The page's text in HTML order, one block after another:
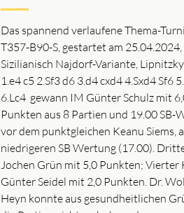
Das spannend verlaufene Thema-
T357-B90-S, gestartet am 25.04.2024,
Sizilianisch Najdorf-Variante,
1.e4 c5 2.Sf3 d6 3.d4 cxd4 4.Sxd4 Sf6
6.Lc4 gewann IM Günter Schulz mit
Punkten aus 8 Partien und 19.00 SB-
vor dem punktgleichen Keanu Siems,
niedrigeren SB Wertung (17.00).
Jochen Grün mit 5,0 Punkten; Vierter
Günter Seidel mit 2,0 Punkten. Dr.
Heyn konnte aus gesundheitlichen